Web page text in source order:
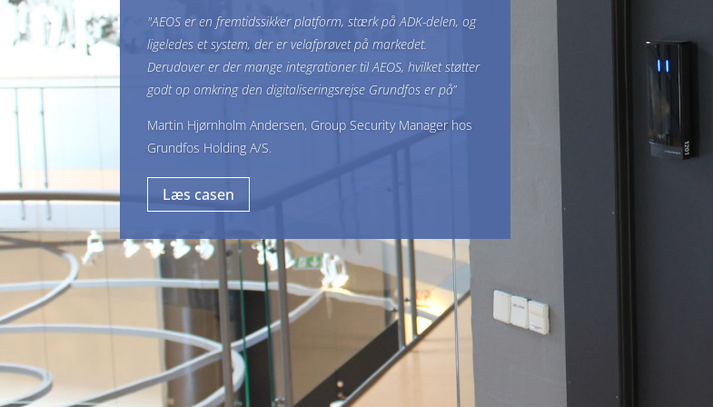
"AEOS er en fremtidssikker platform, stærk på ADK-delen, og
ligeledes et system, der er velafprøvet på markedet.
Derudover er der mange integrationer til AEOS, hvilket støtter
godt op omkring den digitaliseringsrejse Grundfos er på”
Martin Hjørnholm Andersen, Group Security Manager hos
Grundfos Holding A/S.
Læs casen